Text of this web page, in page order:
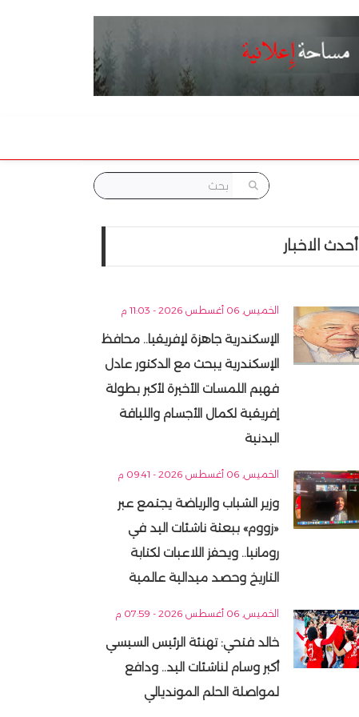
أحدث الاخبار
الخميس, 06 أغسطس 2026 - 11:03 م
الإسكندرية جاهزة لإفريقيا.. محافظ
الإسكندرية يبحث مع الدكتور عادل
فهيم اللمسات الأخيرة لأكبر بطولة
إفريقية لكمال الأجسام واللياقة
البدنية
الخميس, 06 أغسطس 2026 - 09:41 م
وزير الشباب والرياضة يجتمع عبر
«زووم» ببعثة ناشئات اليد في
رومانيا.. ويحفز اللاعبات لكتابة
التاريخ وحصد ميدالية عالمية
الخميس, 06 أغسطس 2026 - 07:59 م
خالد فتحي: تهنئة الرئيس السيسي
أكبر وسام لناشئات اليد.. ودافع
لمواصلة الحلم المونديالي